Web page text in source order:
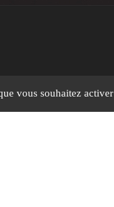
vous souhaitez activer